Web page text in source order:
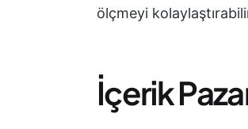
ölçmeyi
İçerik